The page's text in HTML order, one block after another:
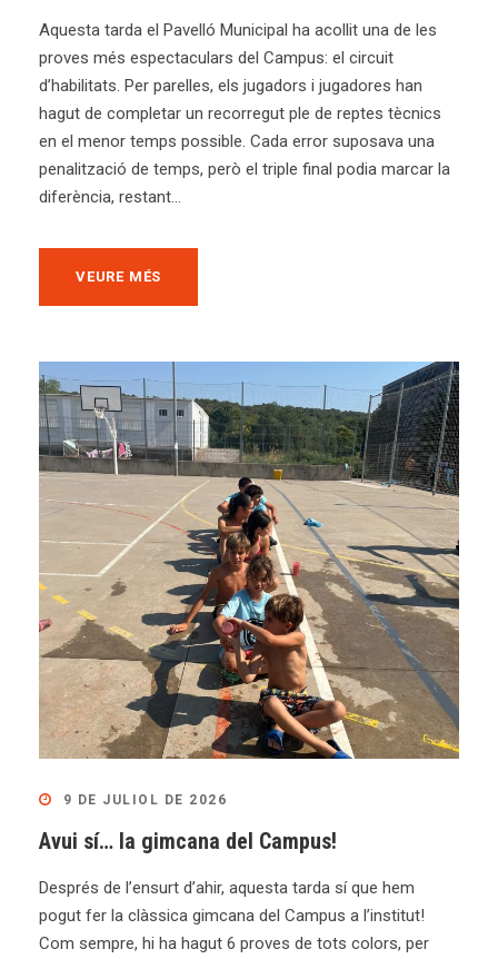
Aquesta tarda el Pavelló Municipal ha acollit una de les
proves més espectaculars del Campus: el circuit
d’habilitats. Per parelles, els jugadors i jugadores han
hagut de completar un recorregut ple de reptes tècnics
en el menor temps possible. Cada error suposava una
penalització de temps, però el triple final podia marcar la
diferència, restant...
VEURE MÉS
9 DE JULIOL DE 2026
Avui sí… la gimcana del Campus!
Després de l’ensurt d’ahir, aquesta tarda sí que hem
pogut fer la clàssica gimcana del Campus a l’institut!
Com sempre, hi ha hagut 6 proves de tots colors, per